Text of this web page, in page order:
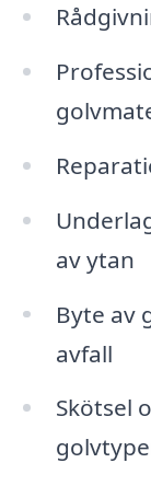
av ytan
Byte av
avfall
Skötsel